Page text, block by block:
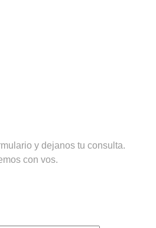
y dejanos tu consulta.
con vos.